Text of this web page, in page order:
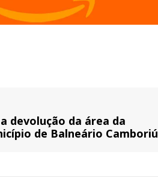
devolução da área da
de Balneário Camboriú